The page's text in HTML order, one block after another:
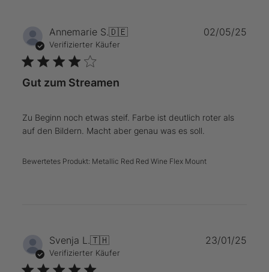
Annemarie S.🇩🇪
Verifizierter Käufer
Gut zum Streamen
Zu Beginn noch etwas steif. Farbe ist deutlich roter als
auf den Bildern. Macht aber genau was es soll.
Bewertetes Produkt: Metallic Red Red Wine Flex Mount
02/05/25
Svenja L.🇹🇭
Verifizierter Käufer
23/01/25